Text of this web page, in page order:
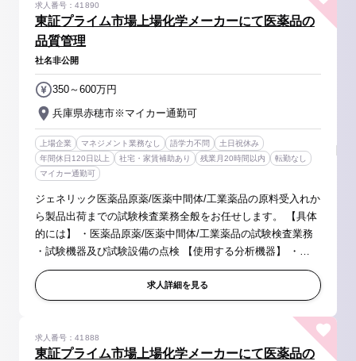
東証プライム市場上場化学メーカーにて医薬品の
品質管理
求人番号：41890
社名非公開
兵庫県赤穂市※マイカー通勤可
350～600万円
上場企業 マネジメント業務なし 語学力不問
土日祝休み
年間休日120日以上
社宅・家賃補助あり 残業月20時間以内
転勤なし
マイカー通勤可
ジェネリック医薬品原薬/医薬中間体/工業薬品の原料受入れか
ら製品出荷までの試験検査業務全般をお任せします。 【具体
的には】 ・医薬品原薬/医薬中間体/工業薬品の試験検査業務
・試験機器及び試験設備の点検 【使用する分析機器】 ・
HPLC(高速液体クロマトグラフィー) ・GC(ガスクロマトグ
ラフィー) ...
求人詳細を見る
東証プライム市場上場化学メーカーにて医薬品の
求人番号：41888